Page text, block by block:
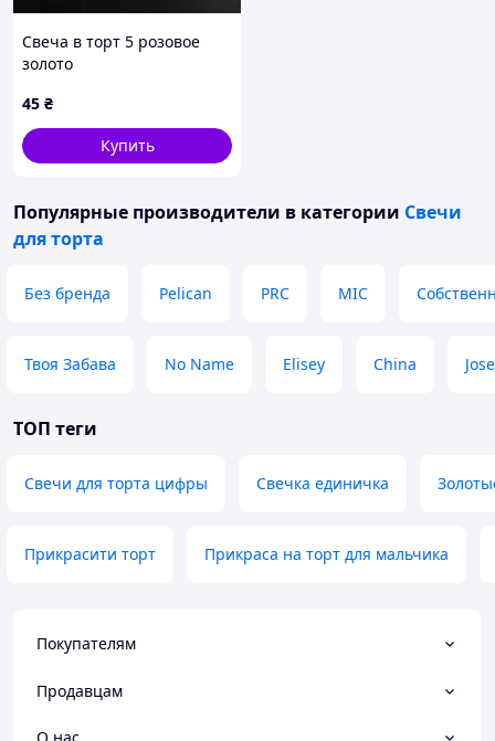
Свеча в торт 5 розовое
золото
45 ₴
Купить
Популярные производители в категории Свечи
для торта
Без бренда Pelican PRC MIC
Твоя Забава No Name Elisey China
ТОП теги
Свечи для торта цифры Свечка единичка
Прикрасити торт Прикраса на торт для мальчика
Покупателям
Продавцам